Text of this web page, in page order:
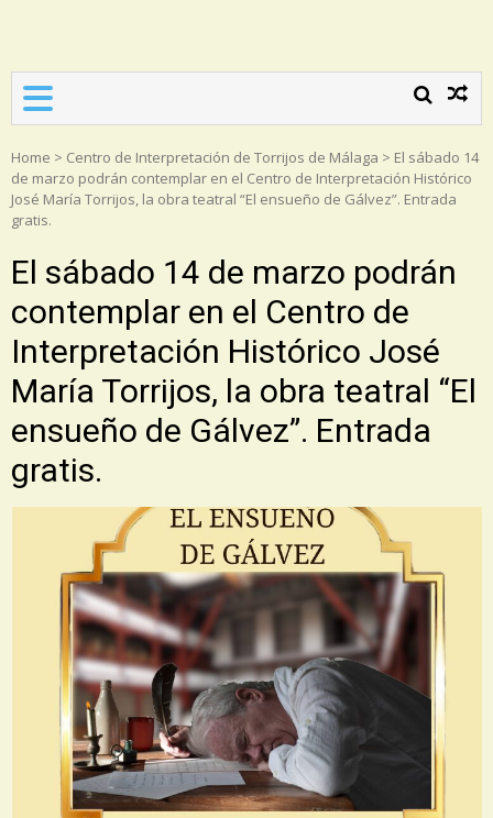
Home > Centro de Interpretación de Torrijos de Málaga > El sábado 14
de marzo podrán contemplar en el Centro de Interpretación Histórico
José María Torrijos, la obra teatral “El ensueño de Gálvez”. Entrada
gratis.
El sábado 14 de marzo podrán
contemplar en el Centro de
Interpretación Histórico José
María Torrijos, la obra teatral “El
ensueño de Gálvez”. Entrada
gratis.